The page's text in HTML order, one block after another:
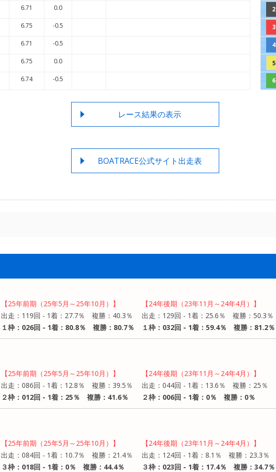
6.71 0.0
6.75 -0.5
6.71 -0.5
6.75 0.0
6.74 -0.5
2
3
4
5
6
レース結果の表示
BOATRACE公式サイト出走表
【25年前期（25年5月～25年10月）】
出走：119回 - 1着：27.7％ 複勝：40.3％
１枠：026回 - 1着：80.8％ 複勝：80.7％
【24年後期（23年11月～24年4月）】
出走：129回 - 1着：25.6％ 複勝：50.3％
１枠：032回 - 1着：59.4％ 複勝：81.2％
【25年前期（25年5月～25年10月）】
出走：086回 - 1着：12.8％ 複勝：39.5％
２枠：012回 - 1着：25％ 複勝：41.6％
【24年後期（23年11月～24年4月）】
出走：044回 - 1着：13.6％ 複勝：25％
２枠：006回 - 1着：0％ 複勝：0％
【25年前期（25年5月～25年10月）】
出走：084回 - 1着：10.7％ 複勝：21.4％
３枠：018回 - 1着：0％ 複勝：44.4％
【24年後期（23年11月～24年4月）】
出走：124回 - 1着：8.1％ 複勝：23.3％
３枠：023回 - 1着：17.4％ 複勝：34.7％